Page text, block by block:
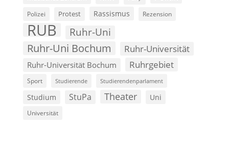
Polizei Protest Rassismus Rezension
RUB Ruhr-Uni
Ruhr-Uni Bochum Ruhr-Universität
Ruhr-Universität Bochum Ruhrgebiet
Sport Studierende Studierendenparlament
Studium StuPa Theater Uni
Universität